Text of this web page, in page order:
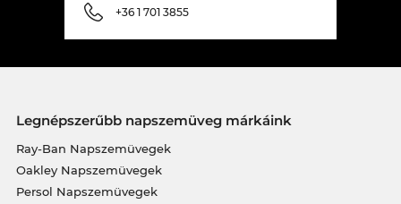
+36 1 701 3855
Legnépszerűbb napszemüveg márkáink
Ray-Ban Napszemüvegek
Oakley Napszemüvegek
Persol Napszemüvegek